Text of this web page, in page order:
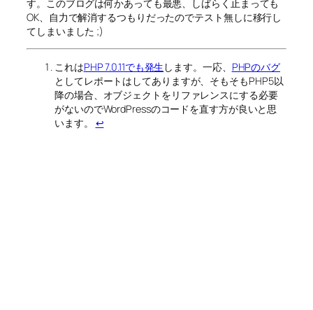
す。このブログは何かあっても最悪、しばらく止まっても
OK、自力で解消するつもりだったのでテスト無しに移行し
てしまいました ;)
これはPHP 7.0.11でも発生 します。一応、 PHPのバグ
としてレポートはしてありますが、そもそもPHP5以
降の場合、オブジェクトをリファレンスにする必要
がないのでWordPressのコードを直す方が良いと思
います。 ↩